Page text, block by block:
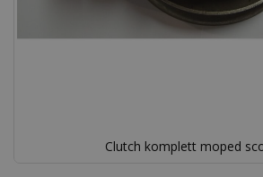
Clutch komplett moped